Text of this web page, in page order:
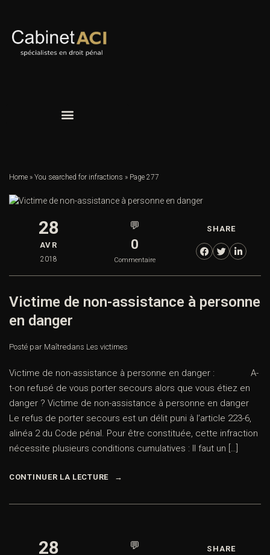
Home » You searched for infractions » Page 277
28
AVR
2018
💬
0
Commentaire
SHARE
Victime de non-assistance à personne
en danger
Posté par Maîtredans Les victimes
Victime de non-assistance à personne en danger : A-
t-on refusé de vous porter secours alors que vous étiez en
danger ? Victime de non-assistance à personne en danger
Le refus de porter secours est un délit puni à l’article 223-6,
alinéa 2 du Code pénal. Pour être constituée, cette infraction
nécessite plusieurs conditions cumulatives : Il faut un […]
CONTINUER LA LECTURE
28 💬 SHARE